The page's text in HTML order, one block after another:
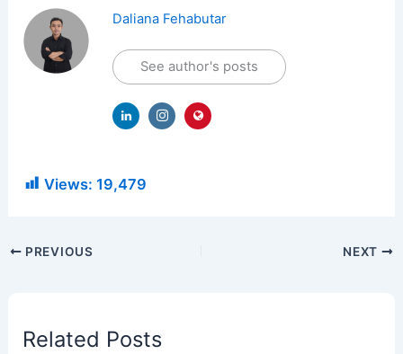
Daliana Fehabutar
See author's posts
Views: 19,479
PREVIOUS NEXT
Related Posts